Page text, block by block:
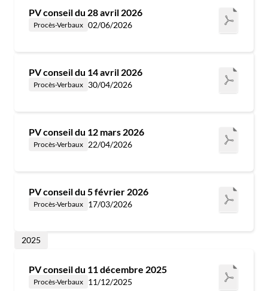
PV conseil du 28 avril 2026
Procès-Verbaux 02/06/2026
PV conseil du 14 avril 2026
Procès-Verbaux 30/04/2026
PV conseil du 12 mars 2026
Procès-Verbaux 22/04/2026
PV conseil du 5 février 2026
Procès-Verbaux 17/03/2026
2025
PV conseil du 11 décembre 2025
Procès-Verbaux 11/12/2025